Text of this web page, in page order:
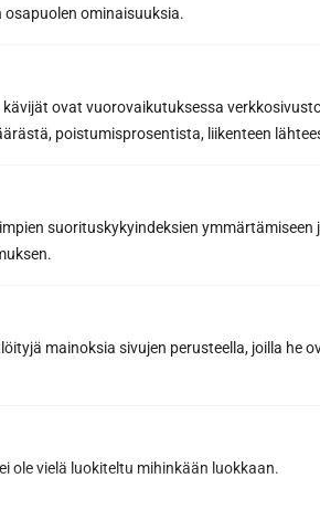
ominaisuuksia.
ovat vuorovaikutuksessa
poistumisprosentista, liikenteen
suorituskykyindeksien ymmärtämiseen
mainoksia sivujen perusteella, joilla he
ole vielä luokiteltu mihinkään luokkaan.
och förmåner från